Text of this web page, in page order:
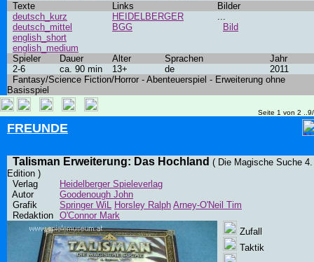
Texte Links
Bilder
deutsch_kurz
deutsch_mittel
english_short
english_medium
HEIDELBERGER
BGG
...
Bild
Spieler Dauer Alter Sprachen
Jahr
2-6
ca. 90 min 13+ de
2011
Fantasy/Science Fiction/Horror - Abenteuerspiel - Erweiterung ohne
Basisspiel
Seite 1 von 2
FREUNDE
Talisman Erweiterung: Das Hochland ( Die Magische Suche 4.
Edition )
Verlag
Heidelberger Spieleverlag
Autor
Goodenough John
Grafik
Springer WiL Horsley Ralph Arney-O'Neil Tim
Redaktion O'Connor Mark
Zufall
Taktik